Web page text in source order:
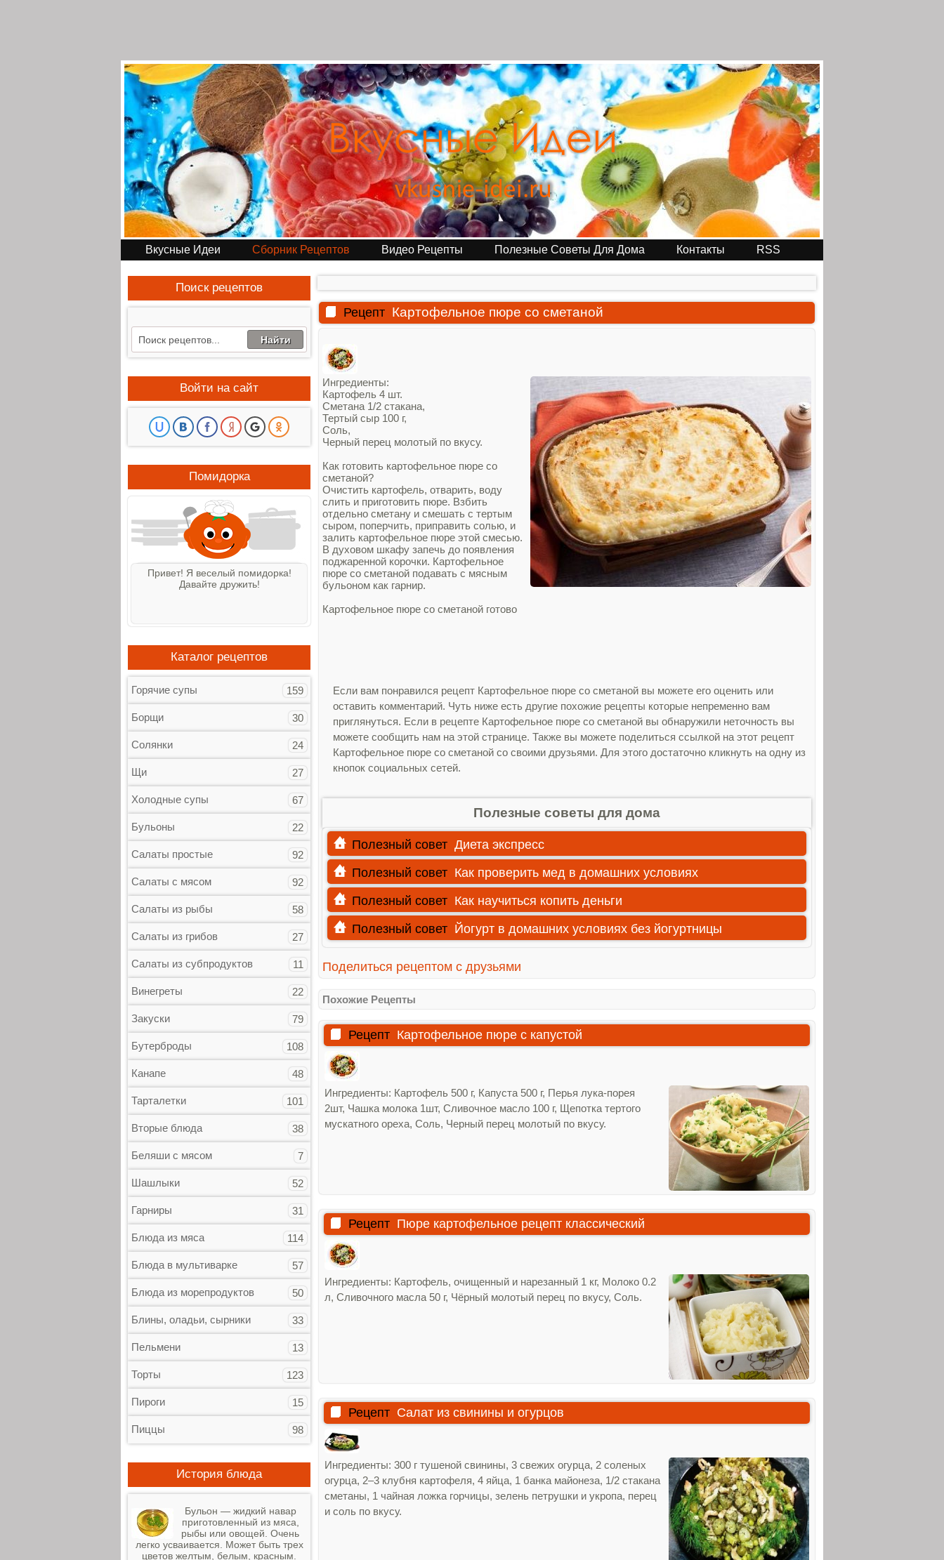
Вкусные Идеи Сборник Рецептов Видео Рецепты Полезные Советы Для Дома Контакты RSS
Рецепт Картофельное пюре со сметаной
Ингредиенты:
Картофель 4 шт.
Сметана 1/2 стакана,
Тертый сыр 100 г,
Соль,
Черный перец молотый по вкусу.
Как готовить картофельное пюре со
сметаной?
Очистить картофель, отварить, воду
слить и приготовить пюре. Взбить
отдельно сметану и смешать с тертым
сыром, поперчить, приправить солью, и
залить картофельное пюре этой смесью.
В духовом шкафу запечь до появления
поджаренной корочки. Картофельное
пюре со сметаной подавать с мясным
бульоном как гарнир.
Картофельное пюре со сметаной готово
Если вам понравился рецепт Картофельное пюре со сметаной вы можете его оценить или
оставить комментарий. Чуть ниже есть другие похожие рецепты которые непременно вам
приглянуться. Если в рецепте Картофельное пюре со сметаной вы обнаружили неточность вы
можете сообщить нам на этой странице. Также вы можете поделиться ссылкой на этот рецепт
Картофельное пюре со сметаной со своими друзьями. Для этого достаточно кликнуть на одну из
кнопок социальных сетей.
Полезные советы для дома
Полезный совет Диета экспресс
Полезный совет Как проверить мед в домашних условиях
Полезный совет Как научиться копить деньги
Полезный совет Йогурт в домашних условиях без йогуртницы
Поделиться рецептом с друзьями
Похожие Рецепты
Рецепт Картофельное пюре с капустой
Ингредиенты: Картофель 500 г, Капуста 500 г, Перья лука-порея
2шт, Чашка молока 1шт, Сливочное масло 100 г, Щепотка тертого
мускатного ореха, Соль, Черный перец молотый по вкусу.
Рецепт Пюре картофельное рецепт классический
Ингредиенты: Картофель, очищенный и нарезанный 1 кг, Молоко 0.2
л, Сливочного масла 50 г, Чёрный молотый перец по вкусу, Соль.
Рецепт Салат из свинины и огурцов
Ингредиенты: 300 г тушеной свинины, 3 свежих огурца, 2 соленых
огурца, 2–3 клубня картофеля, 4 яйца, 1 банка майонеза, 1/2 стакана
сметаны, 1 чайная ложка горчицы, зелень петрушки и укропа, перец
и соль по вкусу.
Поиск рецептов
Войти на сайт
Помидорка
Привет! Я веселый помидорка!
Давайте дружить!
Каталог рецептов
Горячие супы 159
Борщи 30
Солянки 24
Щи 27
Холодные супы 67
Бульоны 22
Салаты простые 92
Салаты с мясом 92
Салаты из рыбы 58
Салаты из грибов 27
Салаты из субпродуктов 11
Винегреты 22
Закуски 79
Бутерброды 108
Канапе 48
Тарталетки 101
Вторые блюда 38
Беляши с мясом 7
Шашлыки 52
Гарниры 31
Блюда из мяса 114
Блюда в мультиварке 57
Блюда из морепродуктов 50
Блины, оладьи, сырники 33
Пельмени 13
Торты 123
Пироги 15
Пиццы 98
История блюда
Бульон — жидкий навар
приготовленный из мяса,
рыбы или овощей. Очень
легко усваивается. Может быть трех
цветов желтым, белым, красным.